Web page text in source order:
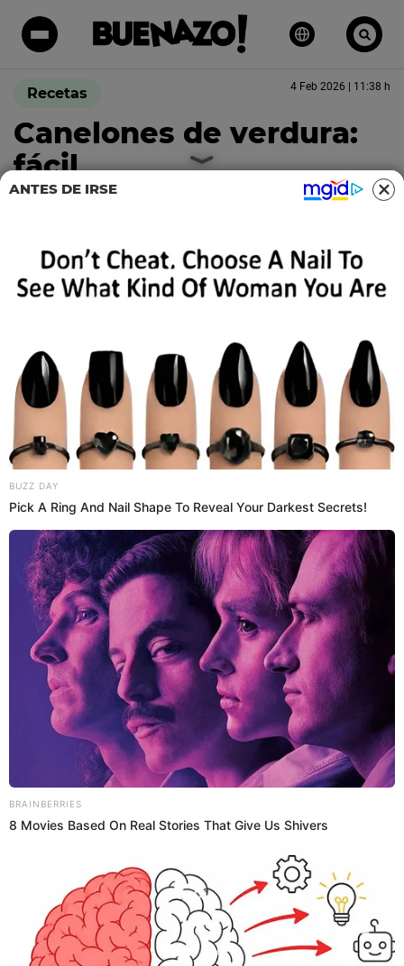
Recetas 4 Feb 2026 | 11:38 h
Canelones de verdura:
fácil
Buenazo
Únete a nuestro canal de Whatsapp
INGREDIENTES
Para la masa:
250 g de harina de trigo
2 huevos
500 ml de leche
Mantequilla
Para el relleno:
2 cebollas
ANTES DE IRSE